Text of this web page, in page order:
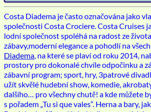
Costa Diadema je často označována jako
společnosti Costa Crociere. Costa Cruises
lodní společnost spoléhá na radost ze
zábavy,moderní elegance a pohodlí na
Diadema , na které se plaví od roku 2014,
prostory pro dokonalé chvíle odpočinku a
zábavní program; sport, hry, 3patrové
užít skvělé hudební show, komedie,
dalšího… pro všechny chutě! a kde můžete
s pořadem „Tu si que vales“. Herna a bary,